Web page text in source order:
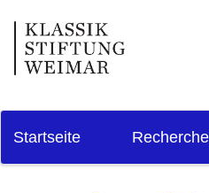
Startseite Recherche